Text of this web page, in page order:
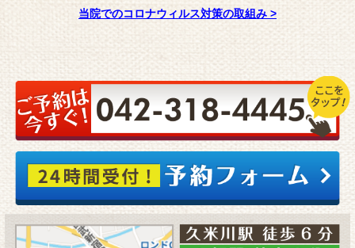
当院でのコロナウィルス対策の取組み >